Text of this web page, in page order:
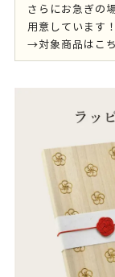
さらにお急ぎの
用意しています！
→対象商品はこ